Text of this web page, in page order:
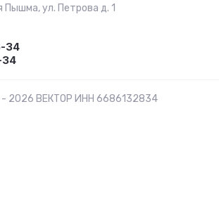
Пышма, ул. Петрова д. 1
34
34
2026 ВЕКТОР ИНН 6686132834